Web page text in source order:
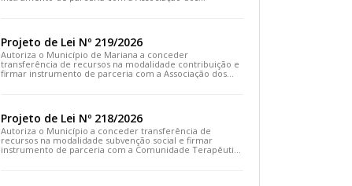
Projeto de Lei Nº 219/2026
Autoriza o Município de Mariana a conceder
transferência de recursos na modalidade contribuição e
firmar instrumento de parceria com a Associação dos
Projeto de Lei Nº 218/2026
Autoriza o Município a conceder transferência de
recursos na modalidade subvenção social e firmar
instrumento de parceria com a Comunidade Terapêutica